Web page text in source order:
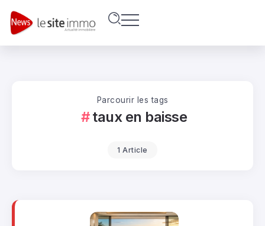
Parcourir les tags
taux en baisse
1 Article